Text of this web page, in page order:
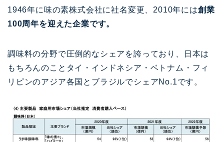
1946年に味の素株式会社に社名変更、2010年には創業
100周年を迎えた企業です。
調味料の分野で圧倒的なシェアを誇っており、日本は
もちろんのことタイ・インドネシア・ベトナム・フィ
リピンのアジア各国とブラジルでシェアNo.1です。